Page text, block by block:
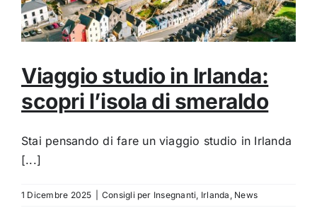
Viaggio studio in Irlanda:
scopri l’isola di smeraldo
Stai pensando di fare un viaggio studio in Irlanda
[...]
1 Dicembre 2025 Consigli per Insegnanti Irlanda News